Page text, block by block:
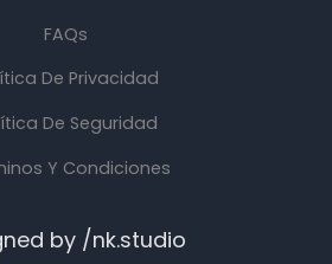
FAQs
De Privacidad
De Seguridad
Y Condiciones
by /nk.studio